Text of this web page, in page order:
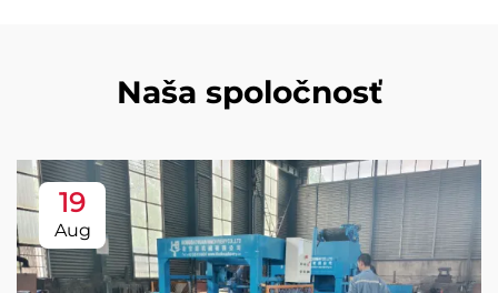
Naša spoločnosť
19
Aug